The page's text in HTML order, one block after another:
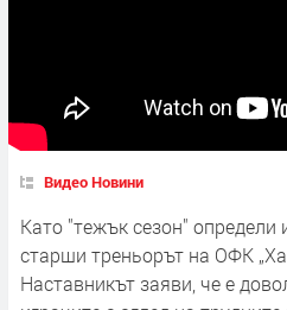
Видео Новини
Като "тежък сезон"
старши треньорът на ОФК
Наставникът заяви, че е